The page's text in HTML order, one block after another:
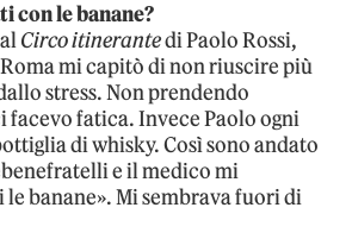
con le banane?
Circo itinerantedi Paolo Rossi,
Roma mi capitò di non riuscire più
stress. Non prendendo
facevo fatica. Invece Paolo ogni
di whisky. Così sono andato
e il medico mi
le banane». Mi sembrava fuori di